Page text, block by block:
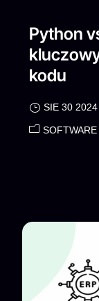
Python
kodu
SIE 30 2024